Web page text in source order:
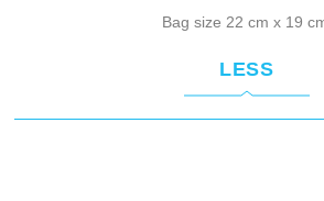
Bag size 22 cm x 19
LESS